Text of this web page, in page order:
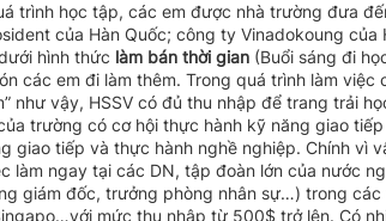
trình học tập, các em được nhà trường đưa
của Hàn Quốc; công ty Vinadokoung
hình thức làm bán thời gian (Buổi sáng đi
các em đi làm thêm. Trong quá trình làm việc
như vậy, HSSV có đủ thu nhập để trang trải
trường có cơ hội thực hành kỹ năng giao
tiếp và thực hành nghề nghiệp. Chính vì
làm ngay tại các DN, tập đoàn lớn của nước
giám đốc, trưởng phòng nhân sự…) trong các
mức thu nhập từ 500$ trở lên. Có